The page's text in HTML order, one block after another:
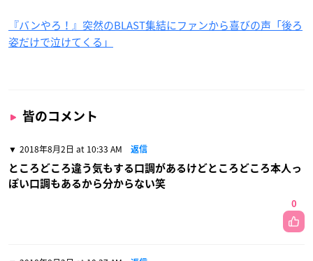
『バンやろ！』突然のBLAST集結にファンから喜びの声「後ろ
姿だけで泣けてくる」
皆のコメント
2018年8月2日 at 10:33 AM 返信
ところどころ違う気もする口調があるけどところどころ本人っ
ぽい口調もあるから分からない笑
0